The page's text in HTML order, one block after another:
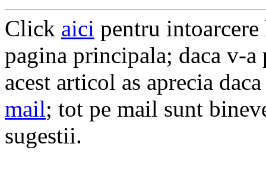
Click aici pentru
pagina principala; daca v-a
acest articol as aprecia
mail; tot pe mail sunt
sugestii.